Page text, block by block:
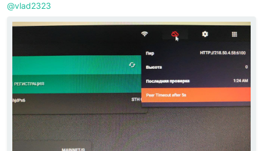
@vlad2323